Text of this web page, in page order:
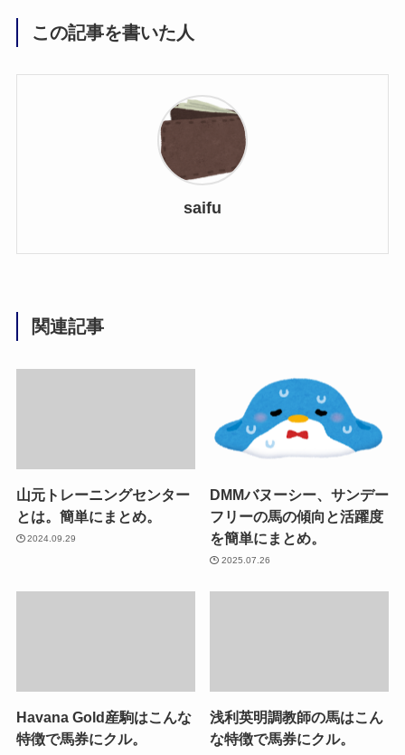
この記事を書いた人
saifu
関連記事
山元トレーニングセンター
とは。簡単にまとめ。
2024.09.29
DMMバヌーシー、サンデー
フリーの馬の傾向と活躍度
を簡単にまとめ。
2025.07.26
Havana Gold産駒はこんな
特徴で馬券にクル。
浅利英明調教師の馬はこん
な特徴で馬券にクル。